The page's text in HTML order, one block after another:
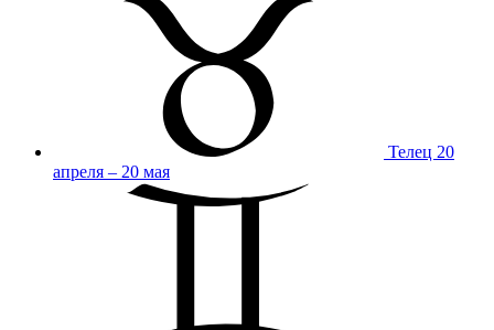
Телец 20
апреля – 20 мая